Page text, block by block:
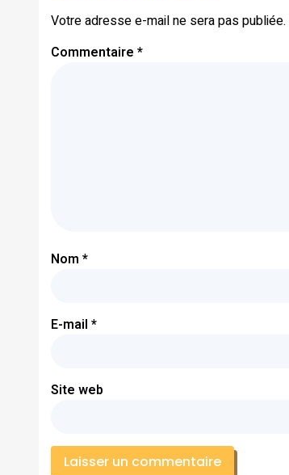
Votre adresse e-mail ne sera pas publiée.
Commentaire *
Nom *
E-mail *
Site web